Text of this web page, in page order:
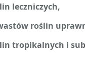
leczniczych,
roślin
tropikalnych i